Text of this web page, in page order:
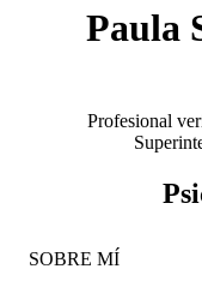
Paula
Profesional
SOBRE MÍ